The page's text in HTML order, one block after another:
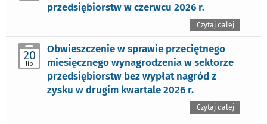
przedsiębiorstw w czerwcu 2026 r.
Czytaj dalej
20
lip
Obwieszczenie w sprawie przeciętnego
miesięcznego wynagrodzenia w sektorze
przedsiębiorstw bez wypłat nagród z
zysku w drugim kwartale 2026 r.
Czytaj dalej